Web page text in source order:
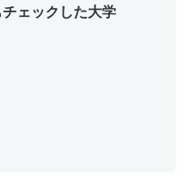
ェックした大学